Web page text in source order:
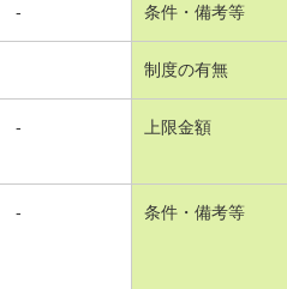
- 条件・備考等
制度の有無
- 上限金額
- 条件・備考等